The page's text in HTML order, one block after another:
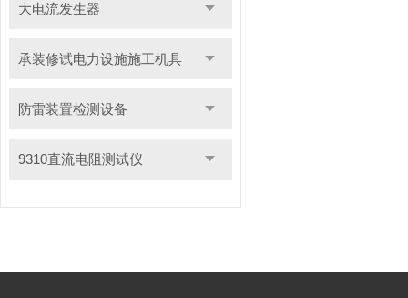
大电流发生器
承装修试电力设施施工机具
防雷装置检测设备
9310直流电阻测试仪